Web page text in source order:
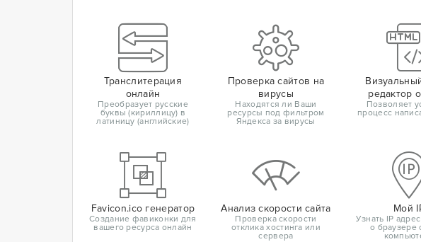
Транслитерация
онлайн
Преобразует русские
буквы (кириллицу) в
латиницу (английские)
Проверка сайтов на
вирусы
Находятся ли Ваши
ресурсы под фильтром
Яндекса за вирусы
редактор
Позволяет
процесс
Favicon.ico генератор
Создание фавиконки для
вашего ресурса онлайн
Анализ скорости сайта
Проверка скорости
отклика хостинга или
сервера
Мой
Узнать IP
о браузере